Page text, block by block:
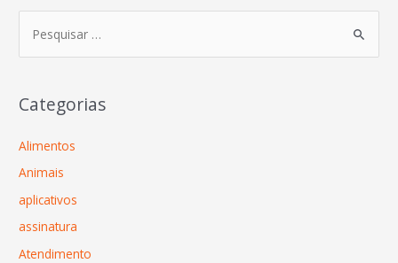
Categorias
Alimentos
Animais
aplicativos
assinatura
Atendimento